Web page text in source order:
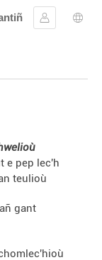
Kevreañ
e pep lec'h
teulioù
gant